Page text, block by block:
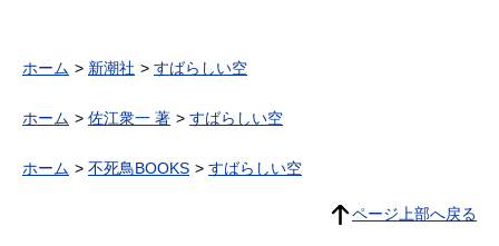
ホーム 新潮社 すばらしい空
ホーム 佐江衆一 著 すばらしい空
ホーム 不死鳥BOOKS すばらしい空
ページ上部へ戻る